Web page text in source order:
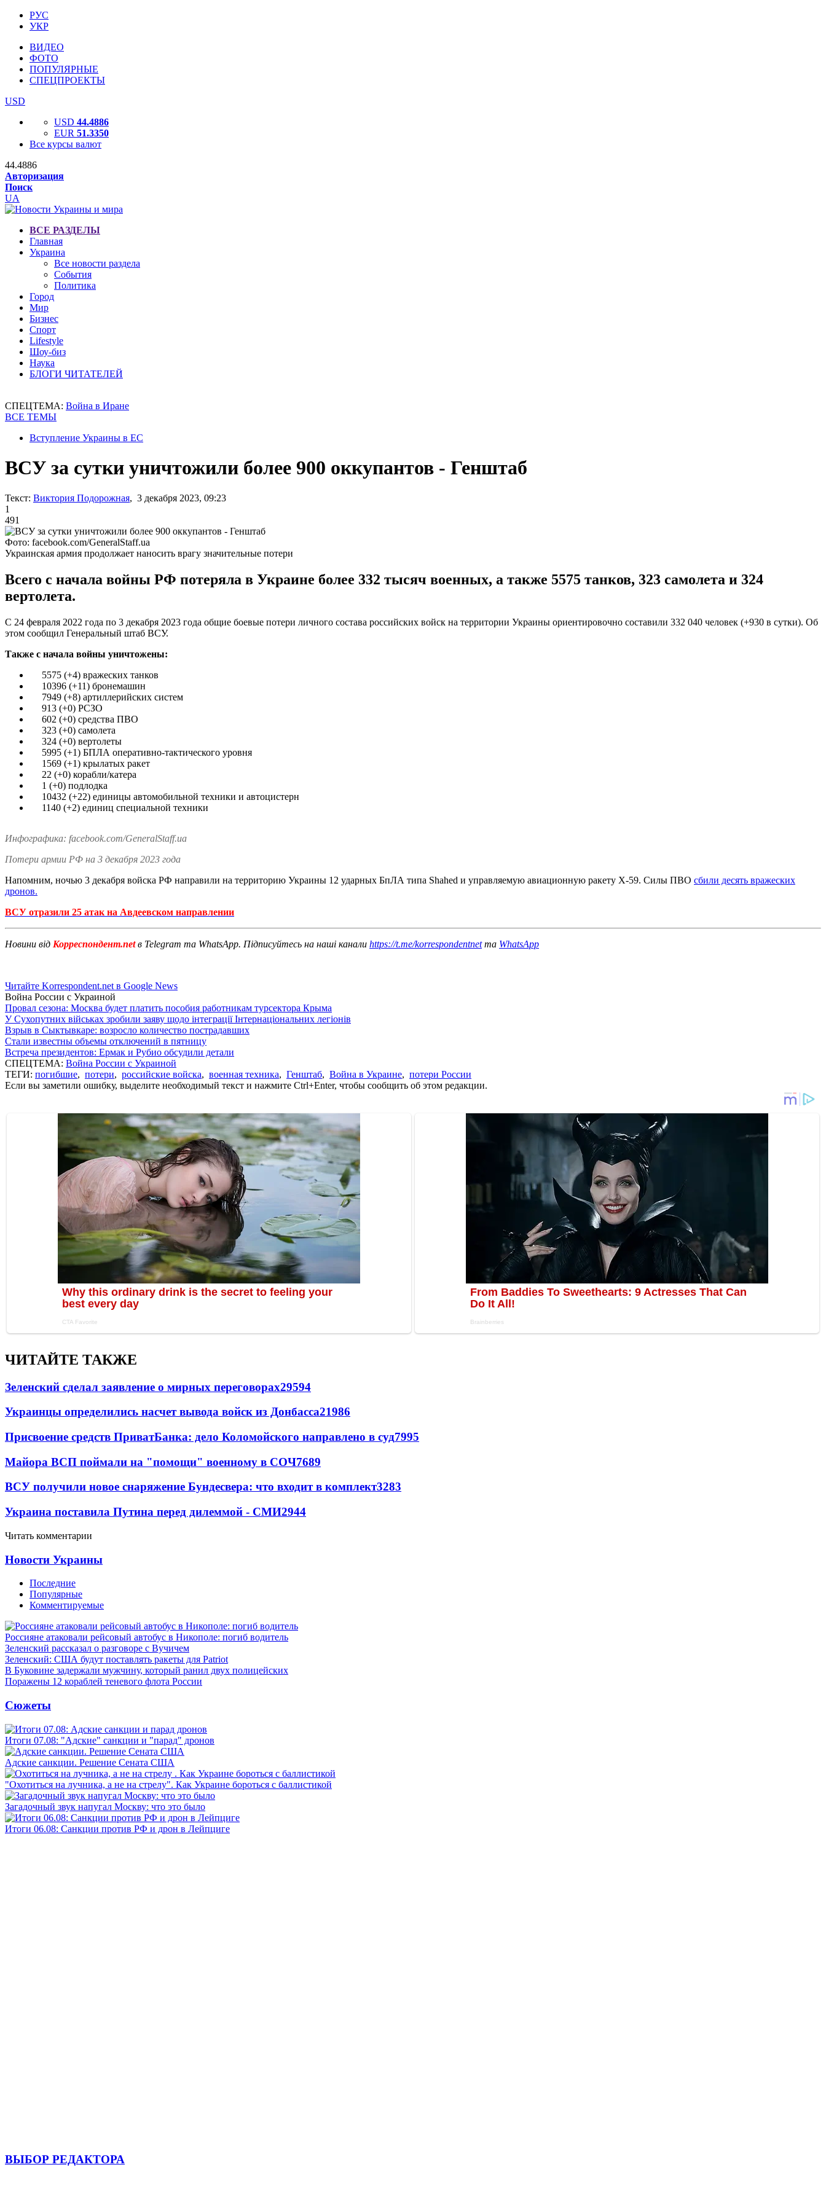
РУС
УКР
ВИДЕО
ФОТО
ПОПУЛЯРНЫЕ
СПЕЦПРОЕКТЫ
USD
USD 44.4886
EUR 51.3350
Все курсы валют
44.4886
Авторизация
Поиск
UA
ВСЕ РАЗДЕЛЫ
Главная
Украина
Все новости раздела
События
Политика
Город
Мир
Бизнес
Спорт
Lifestyle
Шоу-биз
Наука
БЛОГИ ЧИТАТЕЛЕЙ
СПЕЦТЕМА: Война в Иране
ВСЕ ТЕМЫ
Вступление Украины в ЕС
ВСУ за сутки уничтожили более 900 оккупантов - Генштаб
Текст: Виктория Подорожная, 3 декабря 2023, 09:23
1
491
Фото: facebook.com/GeneralStaff.ua
Украинская армия продолжает наносить врагу значительные потери
Всего с начала войны РФ потеряла в Украине более 332 тысяч военных, а также 5575 танков, 323 самолета и 324
вертолета.
С 24 февраля 2022 года по 3 декабря 2023 года общие боевые потери личного состава российских войск на территории Украины ориентировочно составили 332 040 человек (+930 в сутки). Об
этом сообщил Генеральный штаб ВСУ.
Также с начала войны уничтожены:
5575 (+4) вражеских танков
10396 (+11) бронемашин
7949 (+8) артиллерийских систем
913 (+0) РСЗО
602 (+0) средства ПВО
323 (+0) самолета
324 (+0) вертолеты
5995 (+1) БПЛА оперативно-тактического уровня
1569 (+1) крылатых ракет
22 (+0) корабли/катера
1 (+0) подлодка
10432 (+22) единицы автомобильной техники и автоцистерн
1140 (+2) единиц специальной техники
Инфографика: facebook.com/GeneralStaff.ua
Потери армии РФ на 3 декабря 2023 года
Напомним, ночью 3 декабря войска РФ направили на территорию Украины 12 ударных БпЛА типа Shahed и управляемую авиационную ракету Х-59. Силы ПВО сбили десять вражеских
дронов.
ВСУ отразили 25 атак на Авдеевском направлении
Новини від Корреспондент.netв Telegram та WhatsApp. Підписуйтесь на наші канали https://t.me/korrespondentnetта WhatsApp
Читайте Korrespondent.net в Google News
Война России с Украиной
Провал сезона: Москва будет платить пособия работникам турсектора Крыма
У Сухопутних військах зробили заяву щодо інтеграції Інтернаціональних легіонів
Взрыв в Сыктывкаре: возросло количество пострадавших
Стали известны объемы отключений в пятницу
Встреча президентов: Ермак и Рубио обсудили детали
СПЕЦТЕМА: Война России с Украиной
ТЕГИ: погибшие, потери, российские войска, военная техника, Генштаб, Война в Украине, потери России
Если вы заметили ошибку, выделите необходимый текст и нажмите Ctrl+Enter, чтобы сообщить об этом редакции.
ЧИТАЙТЕ ТАКЖЕ
Зеленский сделал заявление о мирных переговорах29594
Украинцы определились насчет вывода войск из Донбасса21986
Присвоение средств ПриватБанка: дело Коломойского направлено в суд7995
Майора ВСП поймали на "помощи" военному в СОЧ7689
ВСУ получили новое снаряжение Бундесвера: что входит в комплект3283
Украина поставила Путина перед дилеммой - СМИ2944
Читать комментарии
Новости Украины
Последние
Популярные
Комментируемые
Россияне атаковали рейсовый автобус в Никополе: погиб водитель
Зеленский рассказал о разговоре с Вучичем
Зеленский: США будут поставлять ракеты для Patriot
В Буковине задержали мужчину, который ранил двух полицейских
Поражены 12 кораблей теневого флота России
Сюжеты
Итоги 07.08: "Адские" санкции и "парад" дронов
Адские санкции. Решение Сената США
"Охотиться на лучника, а не на стрелу". Как Украине бороться с баллистикой
Загадочный звук напугал Москву: что это было
Итоги 06.08: Санкции против РФ и дрон в Лейпциге
ВЫБОР РЕДАКТОРА